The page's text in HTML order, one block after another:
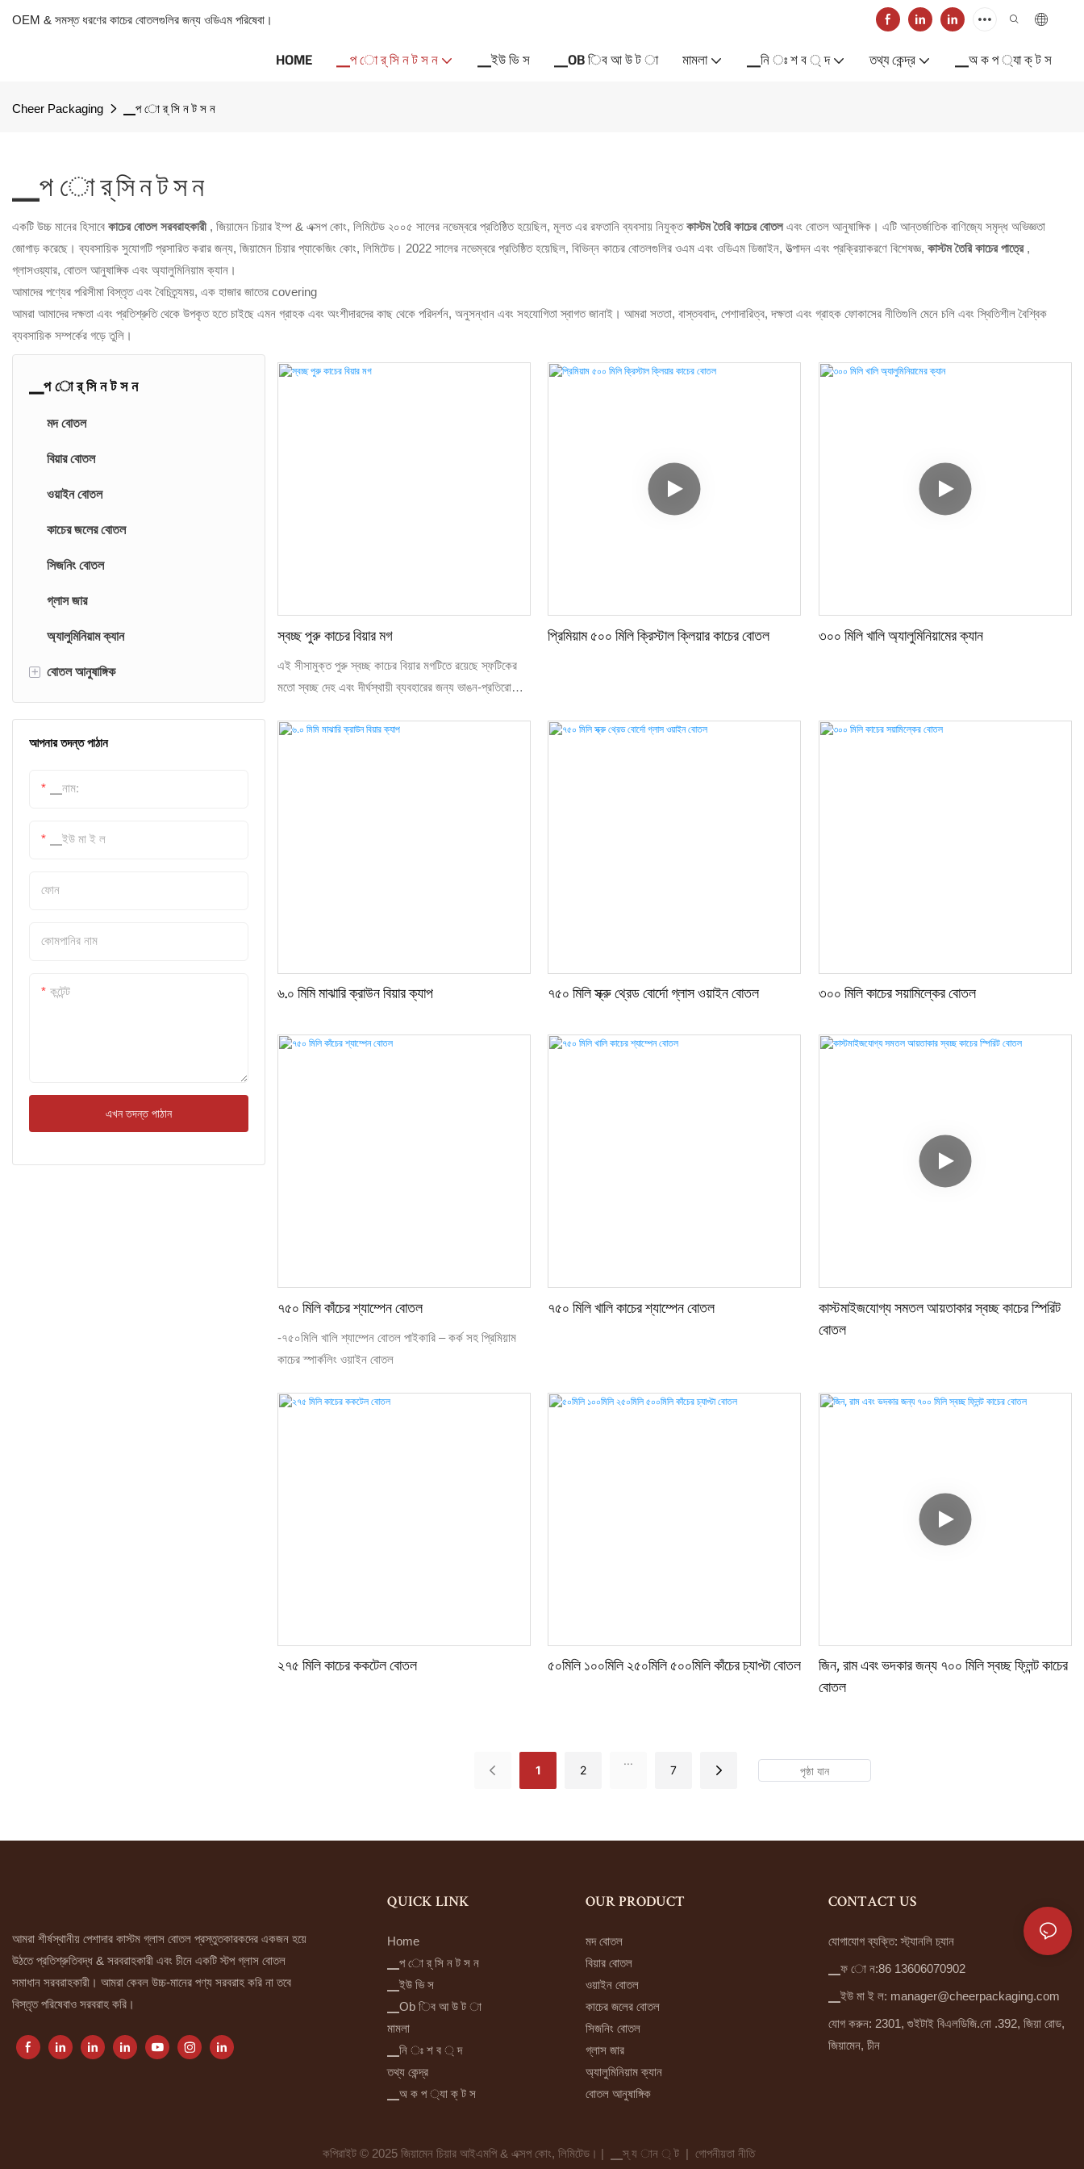
OEM & সমস্ত ধরণের কাচের বোতলগুলির জন্য ওডিএম পরিষেবা।
HOME ▁প ো র্ সি ন ট স ন ▁ইউ ভি স ▁OB িব আ উ ট া মামলা ▁নি ঃ শ ব ্ দ তথ্য কেন্দ্র ▁অ ক প ্যা ক্ ট স
Cheer Packaging ▁প ো র্ সি ন ট স ন
▁প ো র্ সি ন ট স ন
একটি উচ্চ মানের হিসাবে কাচের বোতল সরবরাহকারী , জিয়ামেন চিয়ার ইম্প & এক্সপ কোং, লিমিটেড ২০০৫ সালের নভেম্বরে প্রতিষ্ঠিত হয়েছিল, মূলত এর রফতানি ব্যবসায় নিযুক্তকাস্টম তৈরি কাচের বোতলএবং বোতল আনুষাঙ্গিক। এটি আন্তর্জাতিক বাণিজ্যে সমৃদ্ধ অভিজ্ঞতা
জোগাড় করেছে। ব্যবসায়িক সুযোগটি প্রসারিত করার জন্য, জিয়ামেন চিয়ার প্যাকেজিং কোং, লিমিটেড। 2022 সালের নভেম্বরে প্রতিষ্ঠিত হয়েছিল, বিভিন্ন কাচের বোতলগুলির ওএম এবং ওডিএম ডিজাইন, উত্পাদন এবং প্রক্রিয়াকরণে বিশেষজ্ঞ, কাস্টম তৈরি কাচের পাত্রে ,
গ্লাসওয়্যার, বোতল আনুষাঙ্গিক এবং অ্যালুমিনিয়াম ক্যান।
আমাদের পণ্যের পরিসীমা বিস্তৃত এবং বৈচিত্র্যময়, এক হাজার জাতের covering
আমরা আমাদের দক্ষতা এবং প্রতিশ্রুতি থেকে উপকৃত হতে চাইছে এমন গ্রাহক এবং অংশীদারদের কাছ থেকে পরিদর্শন, অনুসন্ধান এবং সহযোগিতা স্বাগত জানাই। আমরা সততা, বাস্তববাদ, পেশাদারিত্ব, দক্ষতা এবং গ্রাহক ফোকাসের নীতিগুলি মেনে চলি এবং স্থিতিশীল বৈশ্বিক
ব্যবসায়িক সম্পর্কের গড়ে তুলি।
▁প ো র্ সি ন ট স ন
মদ বোতল
বিয়ার বোতল
ওয়াইন বোতল
কাচের জলের বোতল
সিজনিং বোতল
গ্লাস জার
অ্যালুমিনিয়াম ক্যান
+ বোতল আনুষাঙ্গিক
বোতল ক্যাপ
বোতল কর্ক
বোতল ওপেনার
আপনার তদন্ত পাঠান
▁নাম:
▁ইউ মা ই ল
ফোন
কোমপানির নাম
কন্টেন্ট
এখন তদন্ত পাঠান
স্বচ্ছ পুরু কাচের বিয়ার মগ
এই সীসামুক্ত পুরু স্বচ্ছ কাচের বিয়ার মগটিতে রয়েছে স্ফটিকের
মতো স্বচ্ছ দেহ এবং দীর্ঘস্থায়ী ব্যবহারের জন্য ভাঙন-প্রতিরোধী
তাপ নিরোধক, আর এর ভারি ভিত্তিটি কার্যকরভাবে উল্টে যাওয়া
প্রিমিয়াম ৫০০ মিলি ক্রিস্টাল ক্লিয়ার কাচের বোতল ৩০০ মিলি খালি অ্যালুমিনিয়ামের ক্যান
৬.০ মিমি মাঝারি ক্রাউন বিয়ার ক্যাপ ৭৫০ মিলি স্ক্রু থ্রেড বোর্দো গ্লাস ওয়াইন বোতল ৩০০ মিলি কাচের সয়ামিল্কের বোতল
৭৫০ মিলি কাঁচের শ্যাম্পেন বোতল
-৭৫০মিলি খালি শ্যাম্পেন বোতল পাইকারি – কর্ক সহ প্রিমিয়াম
কাচের স্পার্কলিং ওয়াইন বোতল
৭৫০ মিলি খালি কাচের শ্যাম্পেন বোতল
কাস্টমাইজযোগ্য সমতল আয়তাকার স্বচ্ছ কাচের স্পিরিট
বোতল
২৭৫ মিলি কাচের ককটেল বোতল ৫০মিলি ১০০মিলি ২৫০মিলি ৫০০মিলি কাঁচের চ্যাপ্টা বোতল
জিন, রাম এবং ভদকার জন্য ৭০০ মিলি স্বচ্ছ ফ্লিন্ট কাচের
বোতল
1 2
...
7
আমরা শীর্ষস্থানীয় পেশাদার কাস্টম গ্লাস বোতল প্রস্তুতকারকদের একজন হয়ে
উঠতে প্রতিশ্রুতিবদ্ধ & সরবরাহকারী এবং চীনে একটি স্টপ গ্লাস বোতল
সমাধান সরবরাহকারী। আমরা কেবল উচ্চ-মানের পণ্য সরবরাহ করি না তবে
বিস্তৃত পরিষেবাও সরবরাহ করি।
QUICK LINK
Home
▁প ো র্ সি ন ট স ন
▁ইউ ভি স
▁Ob িব আ উ ট া
মামলা
▁নি ঃ শ ব ্ দ
তথ্য কেন্দ্র
▁অ ক প ্যা ক্ ট স
OUR PRODUCT
মদ বোতল
বিয়ার বোতল
ওয়াইন বোতল
কাচের জলের বোতল
সিজনিং বোতল
গ্লাস জার
অ্যালুমিনিয়াম ক্যান
বোতল আনুষাঙ্গিক
CONTACT US
যোগাযোগ ব্যক্তি: স্ট্যানলি চ্যান
▁ফ ো ন:86 13606070902
▁ইউ মা ই ল: manager@cheerpackaging.com
যোগ করুন: 2301, গুইটাই বিএলডিজি.নো .392, জিয়া রোড,
জিয়ামেন, চীন
কপিরাইট © 2025 জিয়ামেন চিয়ার আইএমপি & এক্সপ কোং, লিমিটেড। | ▁স্ য ান ্ ট | গোপনীয়তা নীতি